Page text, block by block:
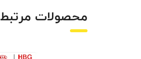
محصولات مرتبط